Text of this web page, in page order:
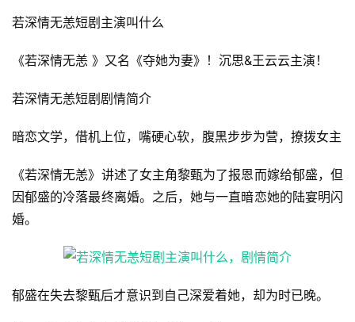
若深情无恙短剧主演叫什么
《若深情无恙 》又名《夺她为妻》！沉思&王云云主演！​
若深情无恙短剧剧情简介
暗恋文学，借机上位，嘴硬心软，腹黑步步为营，撩拨女主
《若深情无恙》讲述了女主角黎甄为了报恩而嫁给郁盛，但
因郁盛的冷落最终离婚。之后，她与一直暗恋她的陆宴明闪
婚。
郁盛在失去黎甄后才意识到自己深爱着她，却为时已晚。